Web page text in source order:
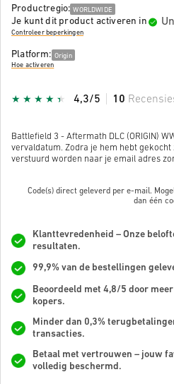
Productregio: WORLDWIDE
Je kunt dit product activeren in
Controleer beperkingen
Platform: Origin
Hoe activeren
4,3/5 10
Battlefield 3 - Aftermath DLC (ORIGIN)
vervaldatum. Zodra je hem hebt
verstuurd worden naar je email adres
Code(s) direct geleverd per e-mail.
dan één
Klanttevredenheid – Onze
resultaten.
99,9% van de bestellingen
Beoordeeld met 4,8/5 door
kopers.
Minder dan 0,3%
transacties.
Betaal met vertrouwen – jouw
volledig beschermd.